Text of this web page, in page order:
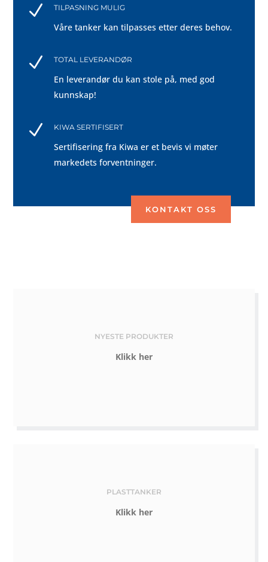
N TILPASNING MULIG
Våre tanker kan tilpasses etter deres behov.
N TOTAL LEVERANDØR
En leverandør du kan stole på, med god
kunnskap!
N KIWA SERTIFISERT
Sertifisering fra Kiwa er et bevis vi møter
markedets forventninger.
KONTAKT OSS
NYESTE PRODUKTER
Klikk her
PLASTTANKER
Klikk her